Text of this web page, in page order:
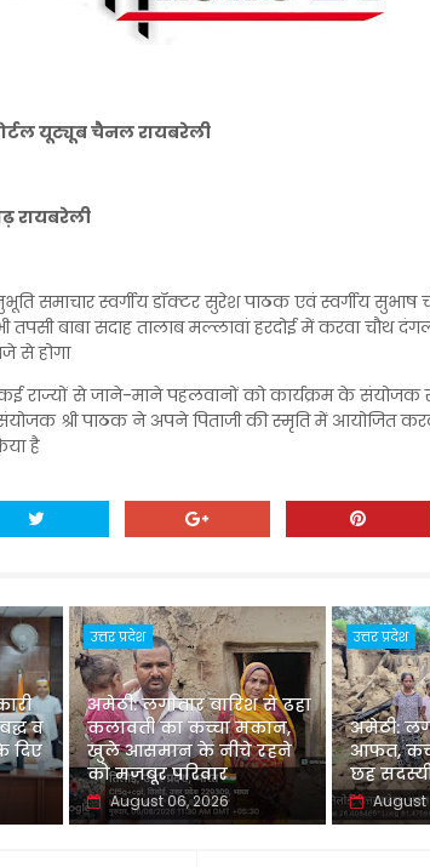
यूट्यूब चैनल रायबरेली
रायबरेली
समाचार स्वर्गीय डॉक्टर सुरेश पाठक एवं स्वर्गीय सुभाष
भी तपसी बाबा सदाह तालाब मल्लावां हरदोई में करवा चौथ
से होगा
राज्यों से जाने-माने पहलवानों को कार्यक्रम के संयोजक
श्री पाठक ने अपने पिताजी की स्मृति में आयोजित
है
व
दिए
उत्तर प्रदेश
अमेठी: लगातार बारिश से ढहा
कलावती का कच्चा मकान,
खुले आसमान के नीचे रहने
को मजबूर परिवार
August 06, 2026
उत्तर प्रदेश
अमेठी:
आफत,
छह
August